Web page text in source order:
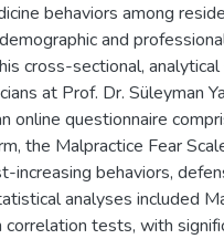
behaviors among
and
cross-sectional,
at Prof. Dr. Süleyman
online questionnaire
the Malpractice Fear
increasing behaviors,
analyses included
correlation tests, with